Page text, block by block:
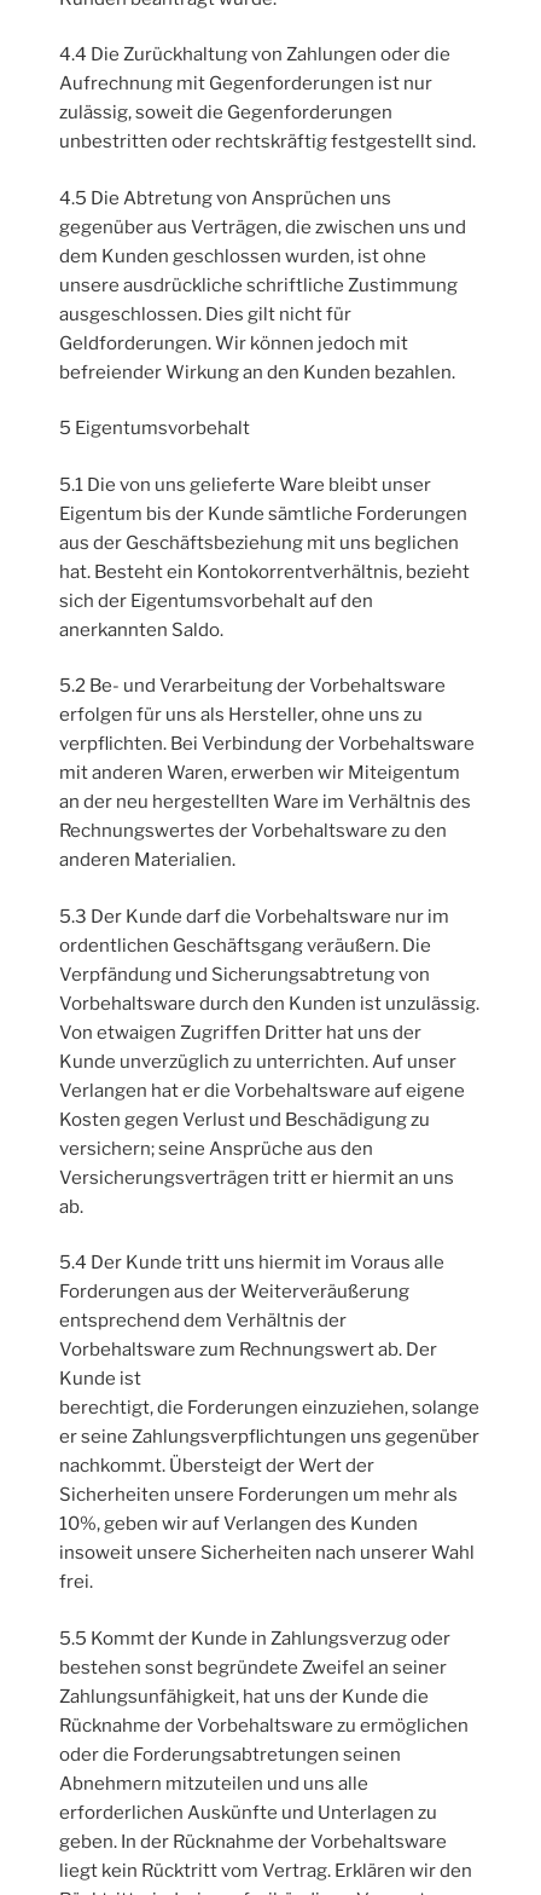
4.4 Die Zurückhaltung von Zahlungen oder die
Aufrechnung mit Gegenforderungen ist nur
zulässig, soweit die Gegenforderungen
unbestritten oder rechtskräftig festgestellt sind.
4.5 Die Abtretung von Ansprüchen uns
gegenüber aus Verträgen, die zwischen uns und
dem Kunden geschlossen wurden, ist ohne
unsere ausdrückliche schriftliche Zustimmung
ausgeschlossen. Dies gilt nicht für
Geldforderungen. Wir können jedoch mit
befreiender Wirkung an den Kunden bezahlen.
5 Eigentumsvorbehalt
5.1 Die von uns gelieferte Ware bleibt unser
Eigentum bis der Kunde sämtliche Forderungen
aus der Geschäftsbeziehung mit uns beglichen
hat. Besteht ein Kontokorrentverhältnis, bezieht
sich der Eigentumsvorbehalt auf den
anerkannten Saldo.
5.2 Be- und Verarbeitung der Vorbehaltsware
erfolgen für uns als Hersteller, ohne uns zu
verpflichten. Bei Verbindung der Vorbehaltsware
mit anderen Waren, erwerben wir Miteigentum
an der neu hergestellten Ware im Verhältnis des
Rechnungswertes der Vorbehaltsware zu den
anderen Materialien.
5.3 Der Kunde darf die Vorbehaltsware nur im
ordentlichen Geschäftsgang veräußern. Die
Verpfändung und Sicherungsabtretung von
Vorbehaltsware durch den Kunden ist unzulässig.
Von etwaigen Zugriffen Dritter hat uns der
Kunde unverzüglich zu unterrichten. Auf unser
Verlangen hat er die Vorbehaltsware auf eigene
Kosten gegen Verlust und Beschädigung zu
versichern; seine Ansprüche aus den
Versicherungsverträgen tritt er hiermit an uns
ab.
5.4 Der Kunde tritt uns hiermit im Voraus alle
Forderungen aus der Weiterveräußerung
entsprechend dem Verhältnis der
Vorbehaltsware zum Rechnungswert ab. Der
Kunde ist
berechtigt, die Forderungen einzuziehen, solange
er seine Zahlungsverpflichtungen uns gegenüber
nachkommt. Übersteigt der Wert der
Sicherheiten unsere Forderungen um mehr als
10%, geben wir auf Verlangen des Kunden
insoweit unsere Sicherheiten nach unserer Wahl
frei.
5.5 Kommt der Kunde in Zahlungsverzug oder
bestehen sonst begründete Zweifel an seiner
Zahlungsunfähigkeit, hat uns der Kunde die
Rücknahme der Vorbehaltsware zu ermöglichen
oder die Forderungsabtretungen seinen
Abnehmern mitzuteilen und uns alle
erforderlichen Auskünfte und Unterlagen zu
geben. In der Rücknahme der Vorbehaltsware
liegt kein Rücktritt vom Vertrag. Erklären wir den